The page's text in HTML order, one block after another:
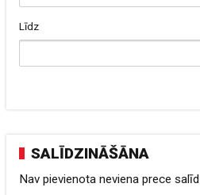
Līdz
SALĪDZINĀŠĀNA
Nav pievienota neviena prece